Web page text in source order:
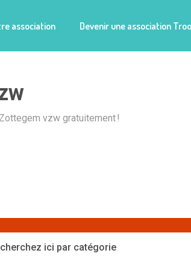
association Devenir une association
vzw gratuitement !